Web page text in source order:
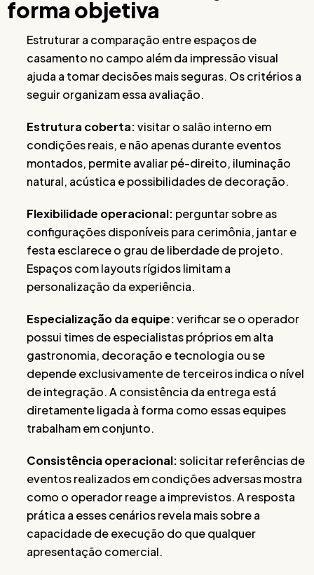
forma objetiva
Estruturar a comparação entre espaços de
casamento no campo além da impressão visual
ajuda a tomar decisões mais seguras. Os critérios a
seguir organizam essa avaliação.
Estrutura coberta:visitar o salão interno em
condições reais, e não apenas durante eventos
montados, permite avaliar pé-direito, iluminação
natural, acústica e possibilidades de decoração.
Flexibilidade operacional: perguntar sobre as
configurações disponíveis para cerimônia, jantar e
festa esclarece o grau de liberdade de projeto.
Espaços com layouts rígidos limitam a
personalização da experiência.
Especialização da equipe:verificar se o operador
possui times de especialistas próprios em alta
gastronomia, decoração e tecnologia ou se
depende exclusivamente de terceiros indica o nível
de integração. A consistência da entrega está
diretamente ligada à forma como essas equipes
trabalham em conjunto.
Consistência operacional:solicitar referências de
eventos realizados em condições adversas mostra
como o operador reage a imprevistos. A resposta
prática a esses cenários revela mais sobre a
capacidade de execução do que qualquer
apresentação comercial.